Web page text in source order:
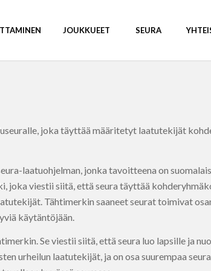
JOUKKUEET SEURA
joka täyttää määritetyt laatutekijät
laatuohjelman, jonka tavoitteena on
joka viestii siitä, että seura täyttää
Tähtimerkin saaneet seurat toimivat
käytäntöjään.
Se viestii siitä, että seura luo lapsille ja
urheilun laatutekijät, ja on osa suurempaa